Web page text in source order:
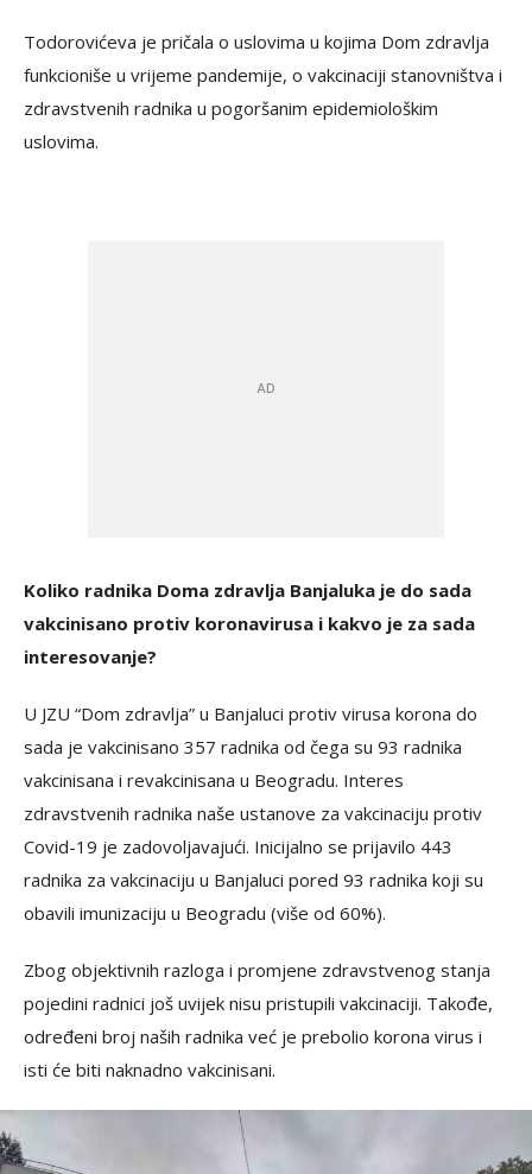
Todorovićeva je pričala o uslovima u kojima Dom zdravlja
funkcioniše u vrijeme pandemije, o vakcinaciji stanovništva i
zdravstvenih radnika u pogoršanim epidemiološkim
uslovima.
Koliko radnika Doma zdravlja Banjaluka je do sada
vakcinisano protiv koronavirusa i kakvo je za sada
interesovanje?
U JZU “Dom zdravlja” u Banjaluci protiv virusa korona do
sada je vakcinisano 357 radnika od čega su 93 radnika
vakcinisana i revakcinisana u Beogradu. Interes
zdravstvenih radnika naše ustanove za vakcinaciju protiv
Covid-19 je zadovoljavajući. Inicijalno se prijavilo 443
radnika za vakcinaciju u Banjaluci pored 93 radnika koji su
obavili imunizaciju u Beogradu (više od 60%).
Zbog objektivnih razloga i promjene zdravstvenog stanja
pojedini radnici još uvijek nisu pristupili vakcinaciji. Takođe,
određeni broj naših radnika već je prebolio korona virus i
isti će biti naknadno vakcinisani.